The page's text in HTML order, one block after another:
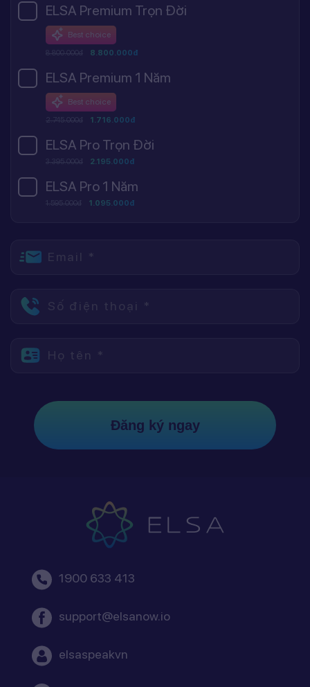
ELSA Premium Trọn Đời
Best choice
8.800.000đ 8.800.000đ
ELSA Premium 1 Năm
Best choice
2.745.000đ 1.716.000đ
ELSA Pro Trọn Đời
3.395.000đ 2.195.000đ
ELSA Pro 1 Năm
1.595.000đ 1.095.000đ
Email *
Số điện thoại *
Họ tên *
Đăng ký ngay
1900 633 413
support@elsanow.io
elsaspeakvn